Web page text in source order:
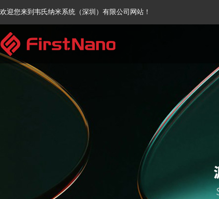
欢迎您来到韦氏纳米系统（深圳）有限公司网站！